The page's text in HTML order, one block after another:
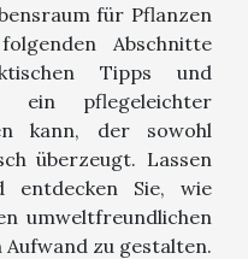
für Pflanzen
Abschnitte
Tipps und
ein pflegeleichter
kann, der sowohl
überzeugt. Lassen
entdecken Sie, wie
umweltfreundlichen
zu gestalten.